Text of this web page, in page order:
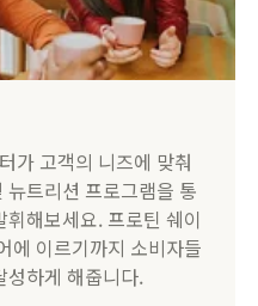
가 고객의 니즈에 맞춰
트리션 프로그램을 통
해보세요. 프로틴 쉐이
에 이르기까지 소비자들
성하게 해줍니다.